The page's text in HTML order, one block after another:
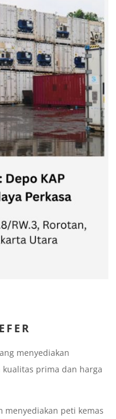
menyediakan
prima dan harga
menyediakan peti kemas